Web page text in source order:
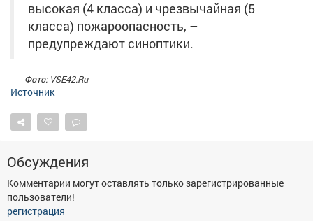
высокая (4 класса) и чрезвычайная (5
класса) пожароопасность, –
предупреждают синоптики.
Фото: VSE42.Ru
Источник
Обсуждения
Комментарии могут оставлять только зарегистрированные
пользователи!
регистрация